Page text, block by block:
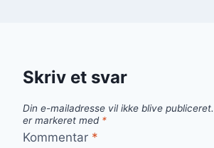
Skriv et svar
Din e-mailadresse vil ikke blive publiceret.
er markeret med *
Kommentar *